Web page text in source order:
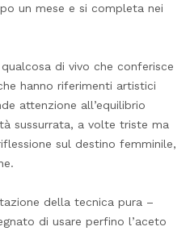
un mese e si completa nei
di vivo che conferisce
hanno riferimenti artistici
attenzione all’equilibrio
sussurrata, a volte triste ma
sul destino femminile,
della tecnica pura –
di usare perfino l’aceto